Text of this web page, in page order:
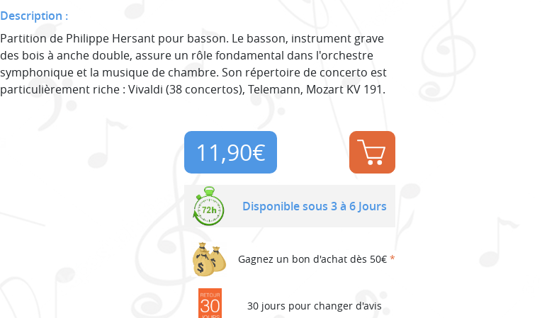
Description :
Partition de Philippe Hersant pour basson. Le basson, instrument grave
des bois à anche double, assure un rôle fondamental dans l'orchestre
symphonique et la musique de chambre. Son répertoire de concerto est
particulièrement riche : Vivaldi (38 concertos), Telemann, Mozart KV 191.
11,90€
Disponible sous 3 à 6 Jours
Gagnez un bon d'achat dès 50€ *
30 jours pour changer d'avis